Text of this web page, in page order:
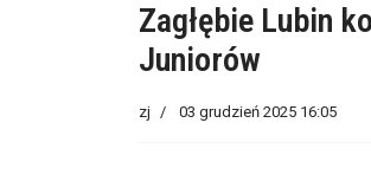
Zagłębie Lubin
Juniorów
zj 03 grudzień 2025 16:05